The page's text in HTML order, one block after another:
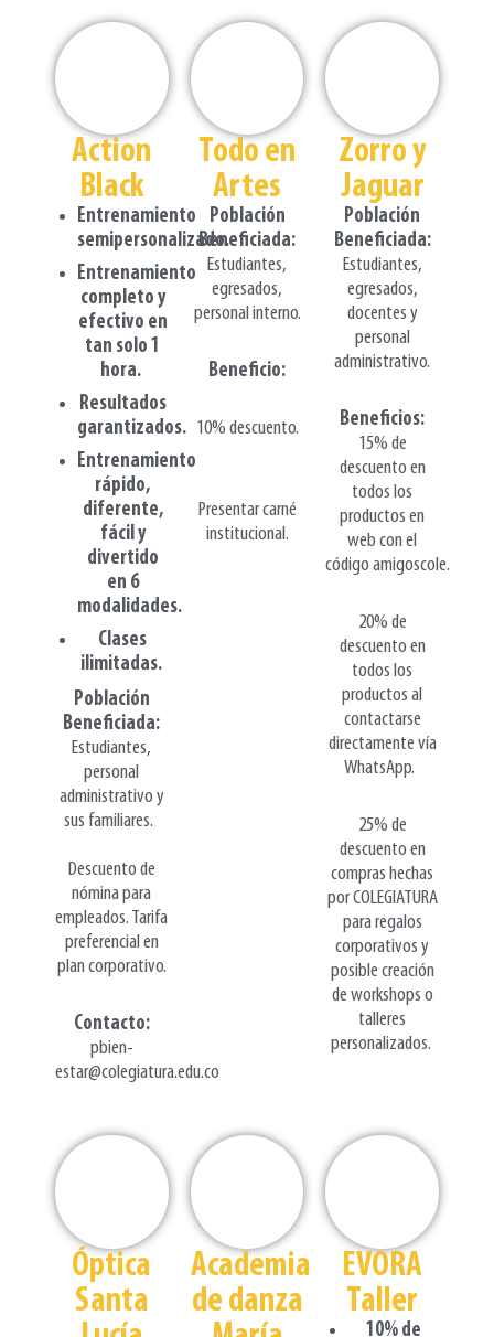
Action
Black
Entrenamiento
semipersonalizado.
Entrenamiento
completo y
efectivo en
tan solo 1
hora.
Resultados
garantizados.
Entrenamiento
rápido,
diferente,
fácil y
divertido
en 6
modalidades.
Clases
ilimitadas.
Población
Beneficiada:
Estudiantes,
personal
administrativo y
sus familiares.
Descuento de
nómina para
empleados. Tarifa
preferencial en
plan corporativo.
Contacto:
pbien-
estar@colegiatura.edu.co
Todo en
Artes
Población
Beneficiada:
Estudiantes,
egresados,
personal interno.
Beneficio:
10% descuento.
Presentar carné
institucional.
Zorro y
Jaguar
Población
Beneficiada:
Estudiantes,
egresados,
docentes y
personal
administrativo.
Beneficios:
15% de
descuento en
todos los
productos en
web con el
código amigoscole.
20% de
descuento en
todos los
productos al
contactarse
directamente vía
WhatsApp.
25% de
descuento en
compras hechas
por COLEGIATURA
para regalos
corporativos y
posible creación
de workshops o
talleres
personalizados.
Óptica
Santa
Academia
de danza
EVORA
Taller
10% de